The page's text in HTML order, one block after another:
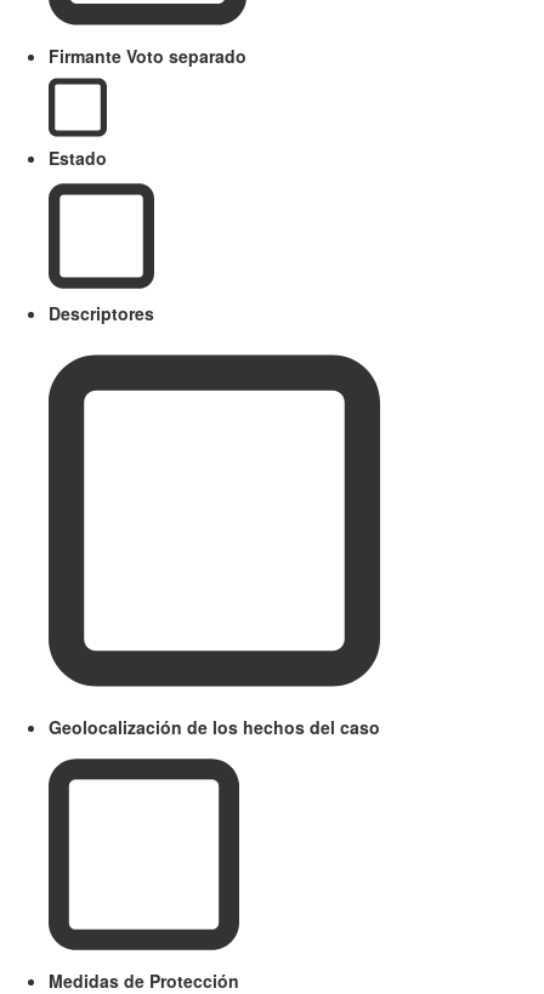
Firmante Voto separado
Estado
Descriptores
Geolocalización de los hechos del caso
Medidas de Protección